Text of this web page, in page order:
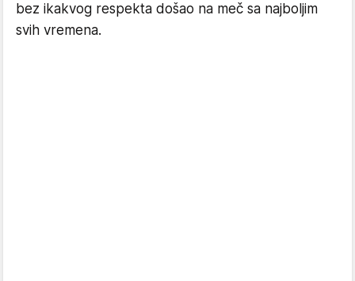
bez ikakvog respekta došao na meč sa najboljim
svih vremena.